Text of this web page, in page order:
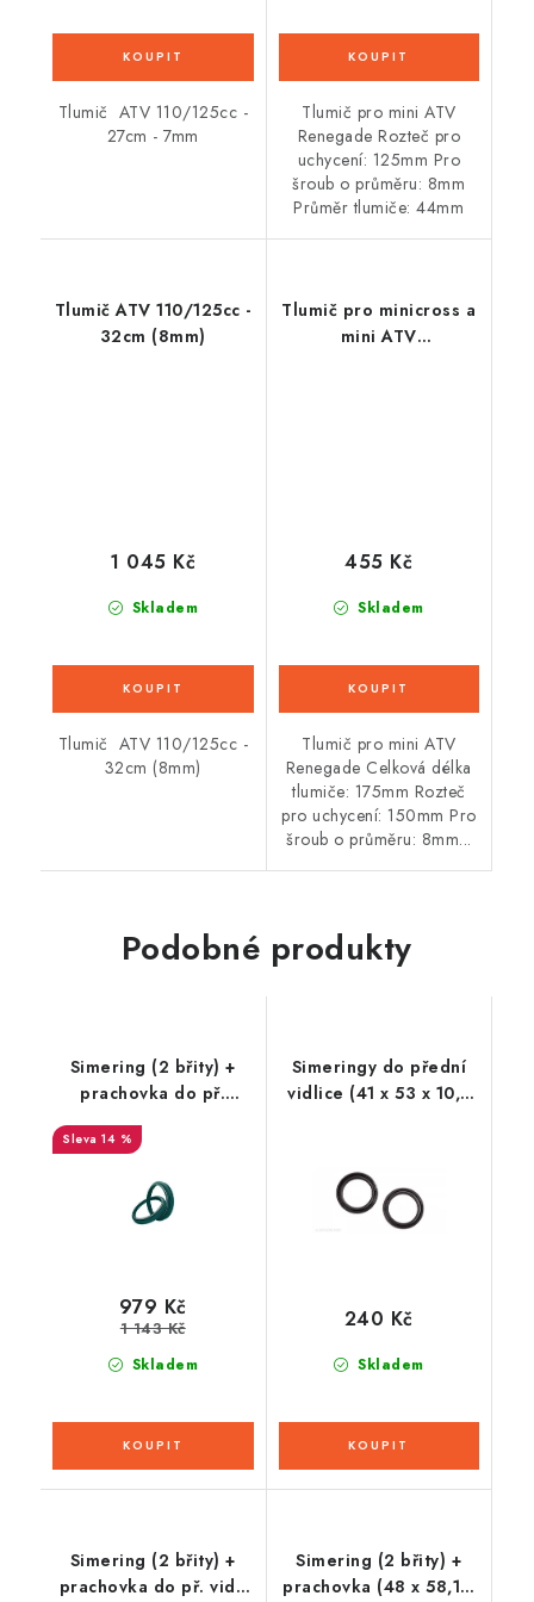
Tlumič ATV 110/125cc -
27cm - 7mm
Tlumič pro mini ATV
Renegade Rozteč pro
uchycení: 125mm Pro
šroub o průměru: 8mm
Průměr tlumiče: 44mm
Tlumič ATV 110/125cc -
32cm (8mm)
Skladem
1 045 Kč
Tlumič ATV 110/125cc -
32cm (8mm)
Tlumič pro minicross a
mini ATV
Skladem
455 Kč
Tlumič pro mini ATV
Renegade Celková délka
tlumiče: 175mm Rozteč
pro uchycení: 150mm Pro
šroub o průměru: 8mm...
Podobné produkty
Simering (2 břity) +
prachovka do př.
vidlice (47 x 58 x 10
mm, Showa 47 mm),
14 %
Skladem
979 Kč
1 143 Kč
Simeringy do přední
vidlice (41 x 53 x 10,5
Skladem
240 Kč
Simering (2 břity) +
prachovka do př. vidl.
Simering (2 břity) +
prachovka (48 x 58,1 x